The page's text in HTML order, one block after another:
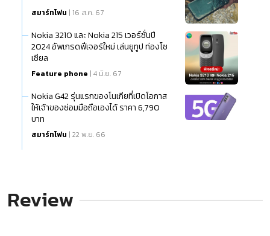
สมาร์ทโฟน | 16 ส.ค. 67
Nokia 3210 และ Nokia 215 เวอร์ชั่นปี
2024 อัพเกรดฟีเจอร์ใหม่ เล่นยูทูป ท่องโซ
เชียล
Feature phone | 4 มิ.ย. 67
Nokia G42 รุ่นแรกของโนเกียที่เปิดโอกาส
ให้เจ้าของซ่อมมือถือเองได้ ราคา 6,790
บาท
สมาร์ทโฟน | 22 พ.ย. 66
Review